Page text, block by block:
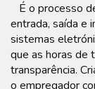
É o processo
entrada, saída e
sistemas
que as horas de
transparência.
o empregador